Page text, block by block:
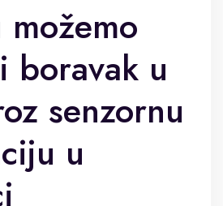
boravak u
senzornu
u